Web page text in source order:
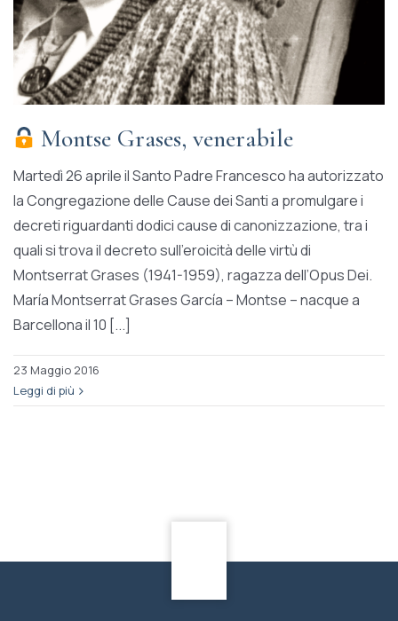
Montse Grases, venerabile
Martedì 26 aprile il Santo Padre Francesco ha autorizzato
la Congregazione delle Cause dei Santi a promulgare i
decreti riguardanti dodici cause di canonizzazione, tra i
quali si trova il decreto sull’eroicità delle virtù di
Montserrat Grases (1941-1959), ragazza dell’Opus Dei.
María Montserrat Grases García – Montse – nacque a
Barcellona il 10 [...]
23 Maggio 2016
Leggi di più